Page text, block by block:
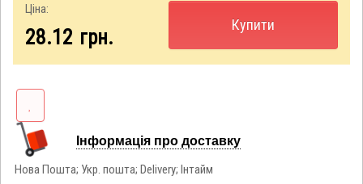
Ціна:
28.12 грн.
Купити
Інформація про доставку
Нова Пошта; Укр. пошта; Delivery; Інтайм